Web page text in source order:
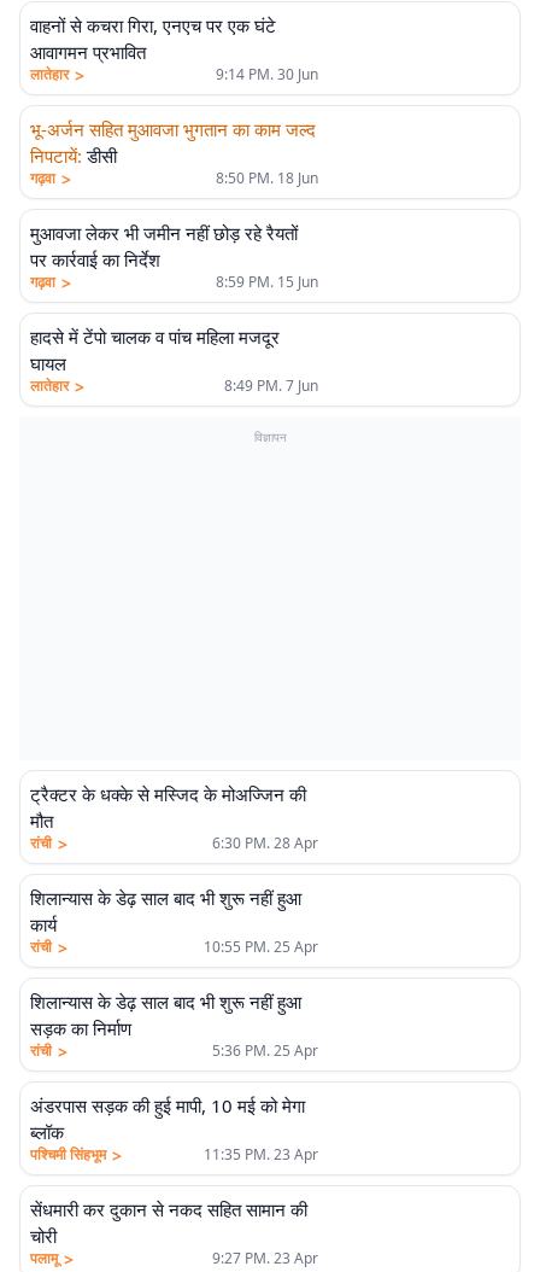
वाहनों से कचरा गिरा, एनएच पर एक घंटे
आवागमन प्रभावित
लातेहार > 9:14 PM. 30 Jun
भू-अर्जन सहित मुआवजा भुगतान का काम जल्द
निपटायें: डीसी
गढ़वा > 8:50 PM. 18 Jun
मुआवजा लेकर भी जमीन नहीं छोड़ रहे रैयतों
पर कार्रवाई का निर्देश
गढ़वा > 8:59 PM. 15 Jun
हादसे में टेंपो चालक व पांच महिला मजदूर
घायल
लातेहार > 8:49 PM. 7 Jun
विज्ञापन
ट्रैक्टर के धक्के से मस्जिद के मोअज्जिन की
मौत
रांची > 6:30 PM. 28 Apr
शिलान्यास के डेढ़ साल बाद भी शुरू नहीं हुआ
कार्य
रांची > 10:55 PM. 25 Apr
शिलान्यास के डेढ़ साल बाद भी शुरू नहीं हुआ
सड़क का निर्माण
रांची > 5:36 PM. 25 Apr
अंडरपास सड़क की हुई मापी, 10 मई को मेगा
ब्लॉक
पश्चिमी सिंहभूम > 11:35 PM. 23 Apr
सेंधमारी कर दुकान से नकद सहित सामान की
चोरी
पलामू > 9:27 PM. 23 Apr